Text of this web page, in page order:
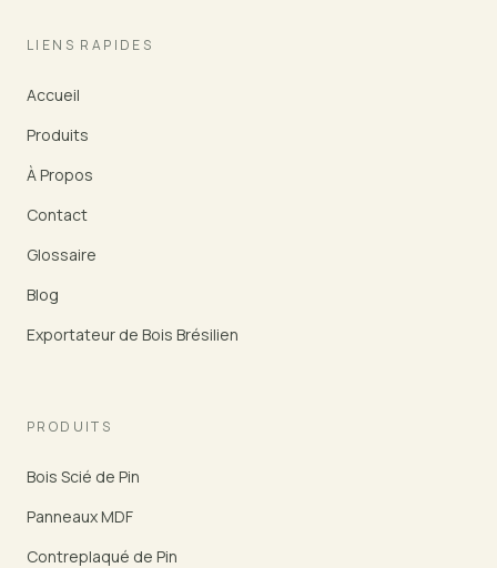
LIENS RAPIDES
Accueil
Produits
À Propos
Contact
Glossaire
Blog
Exportateur de Bois Brésilien
PRODUITS
Bois Scié de Pin
Panneaux MDF
Contreplaqué de Pin